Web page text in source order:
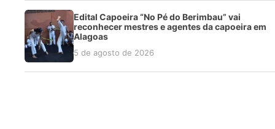
Edital Capoeira “No Pé do Berimbau” vai
reconhecer mestres e agentes da capoeira em
Alagoas
5 de agosto de 2026